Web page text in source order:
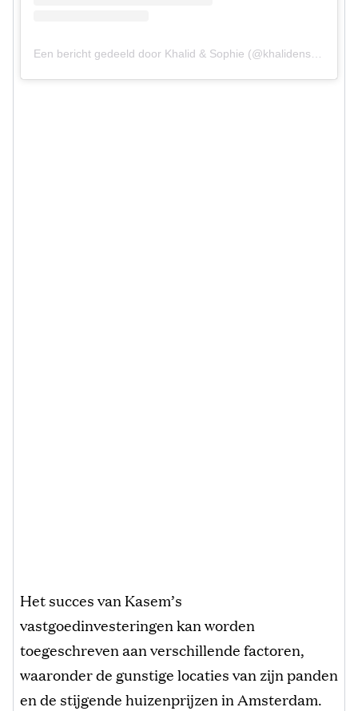
Een bericht gedeeld door Khalid & Sophie (@khalidensophie)
Het succes van Kasem’s
vastgoedinvesteringen kan worden
toegeschreven aan verschillende factoren,
waaronder de gunstige locaties van zijn panden
en de stijgende huizenprijzen in Amsterdam.